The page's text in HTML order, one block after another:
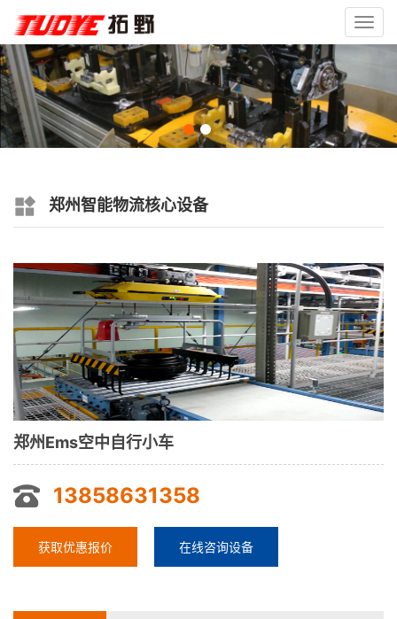
郑州智能物流核心设备
郑州Ems空中自行小车
13858631358
获取优惠报价 在线咨询设备